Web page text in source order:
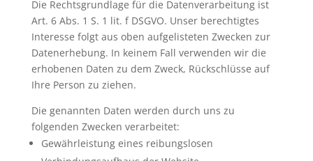
Die Rechtsgrundlage für die Datenverarbeitung ist
Art. 6 Abs. 1 S. 1 lit. f DSGVO. Unser berechtigtes
Interesse folgt aus oben aufgelisteten Zwecken zur
Datenerhebung. In keinem Fall verwenden wir die
erhobenen Daten zu dem Zweck, Rückschlüsse auf
Ihre Person zu ziehen.
Die genannten Daten werden durch uns zu
folgenden Zwecken verarbeitet:
Gewährleistung eines reibungslosen